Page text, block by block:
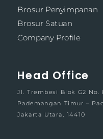
Brosur Penyimpanan
Brosur Satuan
Company Profile
Head Office
Jl. Trembesi Blok G2 No.
Pademangan Timur –
Jakarta Utara, 14410